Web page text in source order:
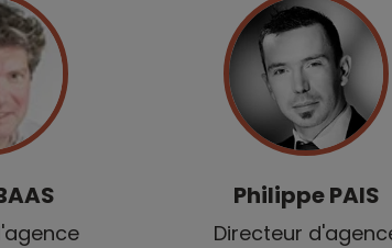
PhilippePAIS
Directeur